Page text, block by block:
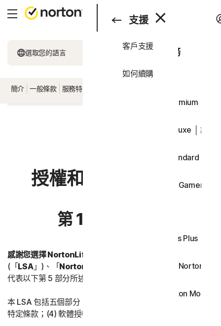
搜尋
消費者
消費者
所有產品和服務
全方位方案
Norton 360 Premium │ 諾
Norton 360 Deluxe │ 諾頓
Norton 360 Standard │ 諾
Norton 360 for Gamers |
Norton Antivirus Plus │ 諾
Android 適用的 Norton
iOS 適用的 Norton Mobile
支援
客戶支援
如何續購
選取您的語言
簡介 一般條款 服務特定條款
授權和服務許可協議
第 1 部分 – 簡介
感謝您選擇 NortonLifeLock。
(「LSA」)、「NortonLifeLock 」或「我方」即
代表以下第 5 部分所述的適用 NortonLifeLock 實體。
本 LSA 包括五個部分：(1) 本簡介，(2) 一般條款；(3) 服務
特定條款；(4) 軟體授權條款；(5) 國家/地區特定條款。